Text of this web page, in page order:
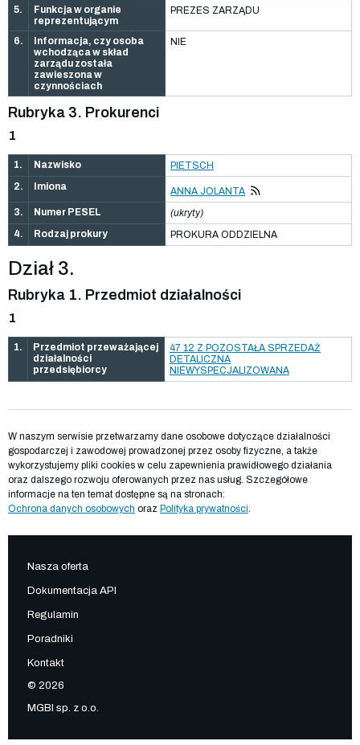
5.
Funkcja w organie
reprezentującym
PREZES ZARZĄDU
6.
Informacja, czy osoba
wchodząca w skład
zarządu została
zawieszona w
czynnościach
NIE
Rubryka 3. Prokurenci
1
1. Nazwisko
PIETSCH
2.
Imiona
ANNA JOLANTA
3.
Numer PESEL
(ukryty)
4.
Rodzaj prokury PROKURA ODDZIELNA
Dział 3.
Rubryka 1. Przedmiot działalności
1
1.
Przedmiot przeważającej
działalności
przedsiębiorcy
47 12 Z POZOSTAŁA SPRZEDAŻ
DETALICZNA
NIEWYSPECJALIZOWANA
W naszym serwisie przetwarzamy dane osobowe dotyczące działalności
gospodarczej i zawodowej prowadzonej przez osoby fizyczne, a także
wykorzystujemy pliki cookies w celu zapewnienia prawidłowego działania
oraz dalszego rozwoju oferowanych przez nas usług. Szczegółowe
informacje na ten temat dostępne są na stronach:
Ochrona danych osobowych oraz Polityka prywatności
Nasza oferta
Dokumentacja API
Regulamin
Poradniki
Kontakt
© 2026
MGBI sp. z o.o.